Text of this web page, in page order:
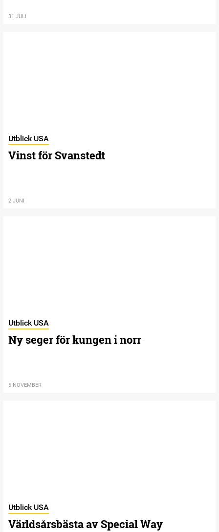
31 JULI
Utblick USA
Vinst för Svanstedt
2 JUNI
Utblick USA
Ny seger för kungen i norr
5 NOVEMBER
Utblick USA
Världsårsbästa av Special Way